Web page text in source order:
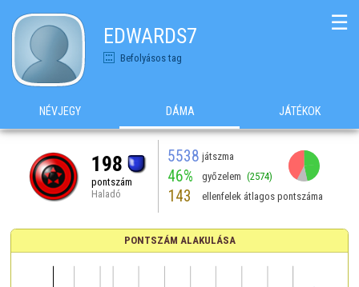
EDWARDS7
Befolyásos tag
☰
NÉVJEGY DÁMA JÁTÉKOK
198
pontszám
Haladó
5538 játszma
46% győzelem (2574)
143 ellenfelek átlagos pontszáma
PONTSZÁM ALAKULÁSA